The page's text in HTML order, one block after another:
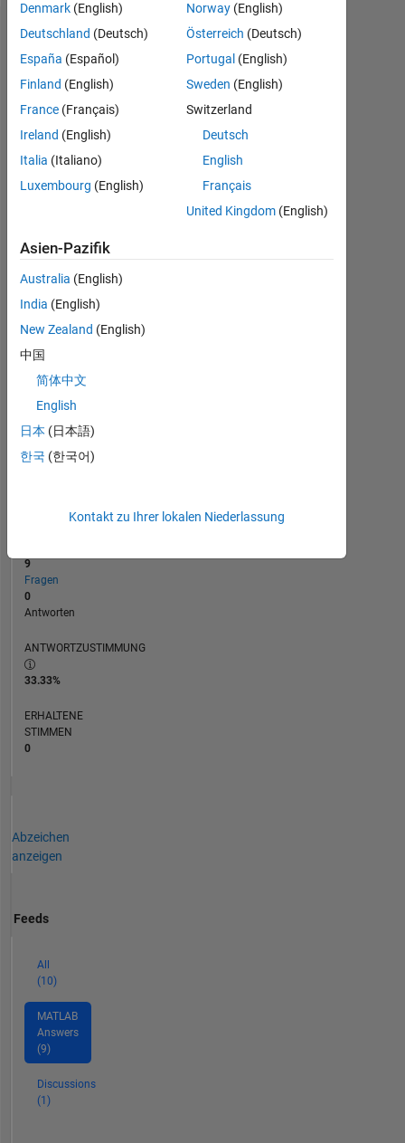
Dashboard
Statistik
All MATLAB Answers Discussions
BEITRÄGE
-2-1
1
3
4
5
05/24
08/24
11/24
02/25
08/25
11/25
02/26
08/26 09/24
RANG
199.974
302.025
9
Fragen
0
Antworten
ANTWORTZUSTIMMUNG
33.33%
ERHALTENE
STIMMEN
0
Abzeichen
anzeigen
Feeds
All
(10)
MATLAB
Answers
(9)
Discussions
(1)
Denmark (English)
Deutschland (Deutsch)
España (Español)
Finland (English)
France (Français)
Ireland (English)
Italia (Italiano)
Luxembourg (English)
Norway (English)
Österreich (Deutsch)
Portugal (English)
Sweden (English)
Switzerland
Deutsch
English
Français
United Kingdom (English)
Asien-Pazifik
Australia (English)
India (English)
New Zealand (English)
中国
简体中文
English
日本 (日本語)
한국 (한국어)
Kontakt zu Ihrer lokalen Niederlassung